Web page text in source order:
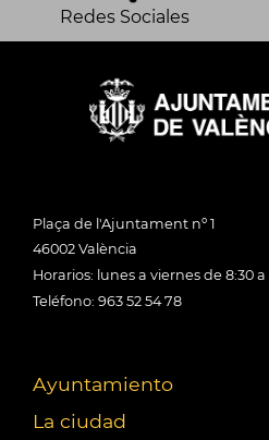
Redes Sociales
Plaça de l'Ajuntament nº 1
46002 València
Horarios: lunes a viernes de 8:30 a
Teléfono: 963 52 54 78
Ayuntamiento
La ciudad